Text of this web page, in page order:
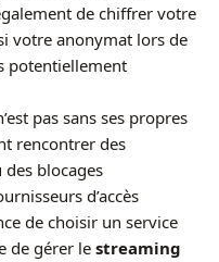
de chiffrer votre
votre anonymat lors de
potentiellement
pas sans ses propres
rencontrer des
blocages
d’accès
de choisir un service
de gérer le streaming